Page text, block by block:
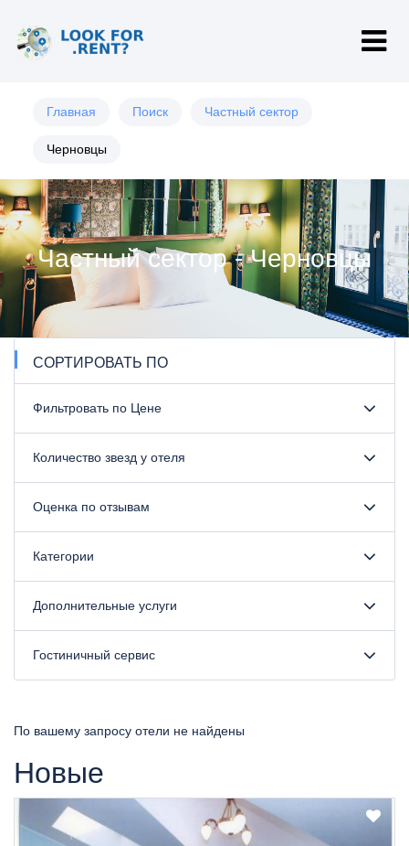
Главная Поиск Частный сектор
Черновцы
Частный сектор - Черновцы
СОРТИРОВАТЬ ПО
Фильтровать по Цене
Количество звезд у отеля
Оценка по отзывам
Категории
Дополнительные услуги
Гостиничный сервис
По вашему запросу отели не найдены
Новые